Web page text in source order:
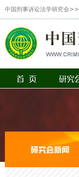
中国刑事诉讼法学研究会>>